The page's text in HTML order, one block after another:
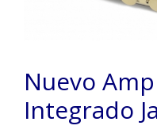
Nuevo
Integrado